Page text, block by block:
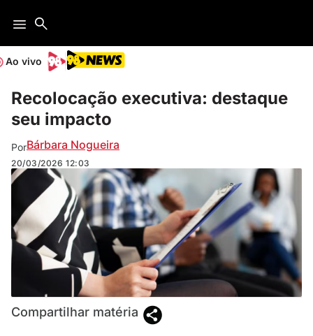
Ao vivo
Recolocação executiva: destaque
seu impacto
PorBárbara Nogueira
20/03/2026 12:03
Compartilhar matéria